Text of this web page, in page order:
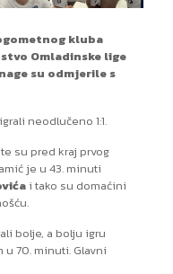
kluba
Omladinske lige
su odmjerile s
neodlučeno 1:1.
su pred kraj prvog
je u 43. minuti
i tako su domaćini
bolje, a bolju igru
70. minuti. Glavni